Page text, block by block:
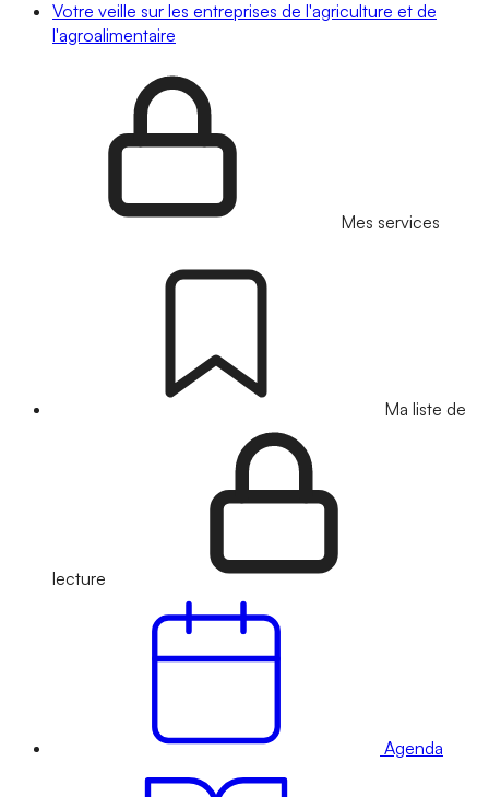
Votre veille sur les entreprises de l'agriculture et de
l'agroalimentaire
Mes services
Ma liste de
lecture
Agenda